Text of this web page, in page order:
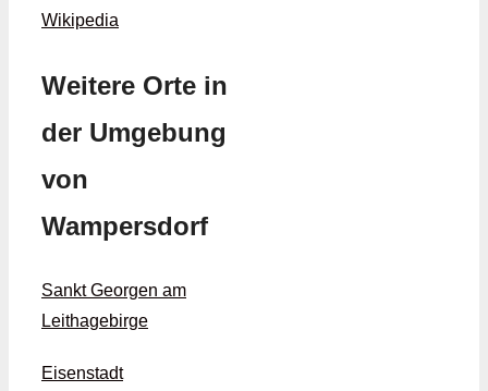
Wikipedia
Weitere Orte in
der Umgebung
von
Wampersdorf
Sankt Georgen am
Leithagebirge
Eisenstadt